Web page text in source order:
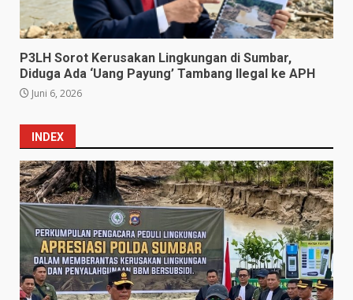
P3LH Sorot Kerusakan Lingkungan di Sumbar,
Diduga Ada ‘Uang Payung’ Tambang Ilegal ke APH
Juni 6, 2026
INDEX